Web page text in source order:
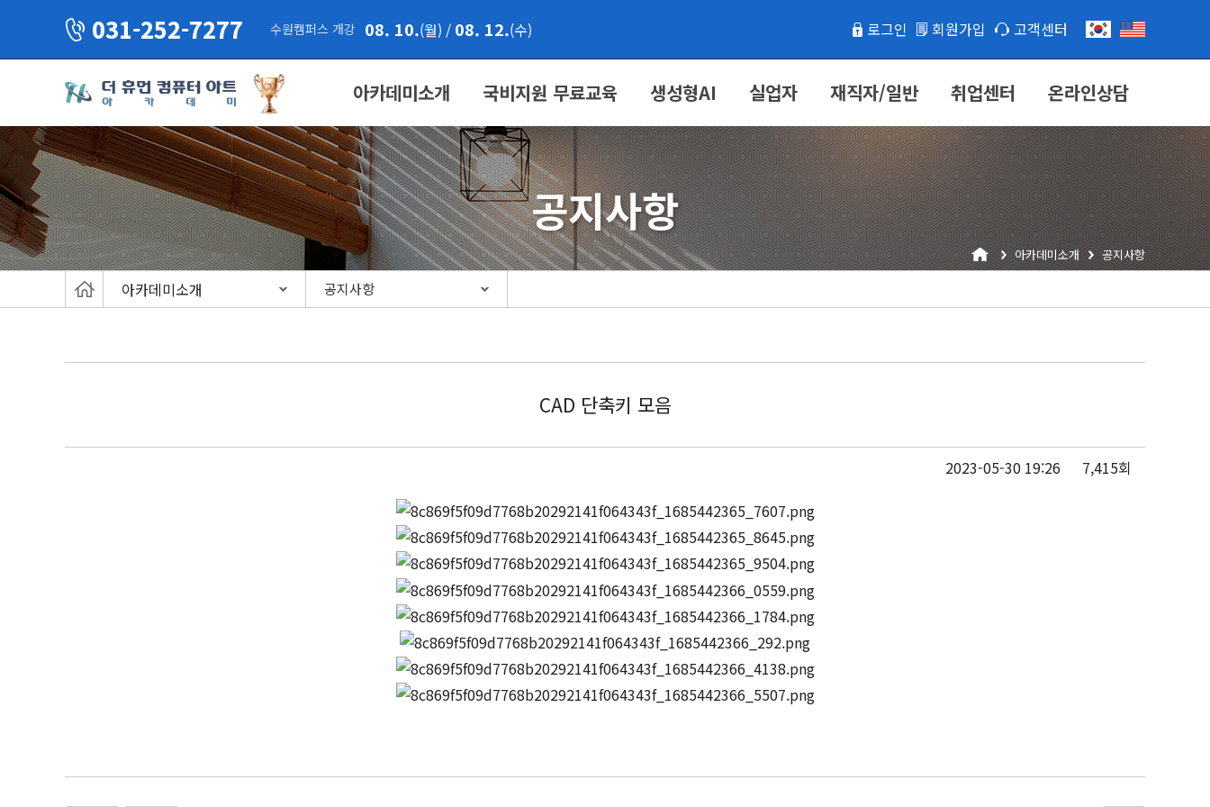
031-252-7277 수원캠퍼스 개강 08. 10.(월) / 08. 12.(수) 로그인 회원가입 고객센터
아카데미소개 국비지원 무료교육 생성형AI 실업자 재직자/일반 취업센터 온라인상담
공지사항
아카데미소개 공지사항
아카데미소개 공지사항
CAD 단축키 모음
2023-05-30 19:26 7,415회